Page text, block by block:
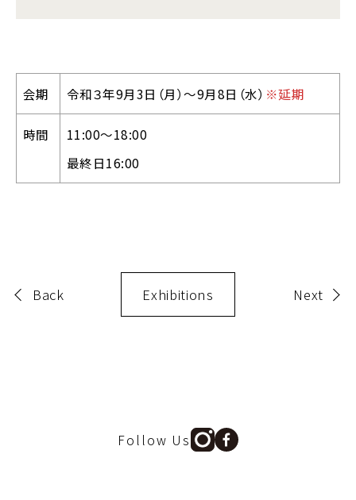
会期 令和３年9月3日（月）〜9月8日（水） ※延期
時間
11:00〜18:00
最終日16:00
Back Exhibitions Next
Follow Us